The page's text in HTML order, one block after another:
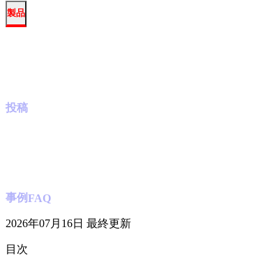
製品
投稿
事例FAQ
2026年07月16日 最終更新
目次